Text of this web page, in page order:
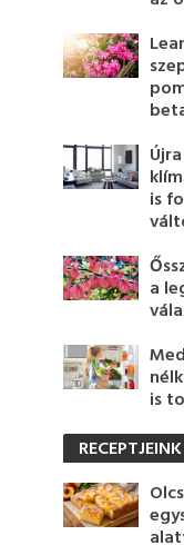
is
a
is
RECEPTJEINK